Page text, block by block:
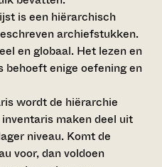
is een hiërarchisch
archiefstukken.
en globaal. Het lezen en
behoeft enige oefening en
wordt de hiërarchie
maken deel uit
niveau. Komt de
voor, dan voldoen